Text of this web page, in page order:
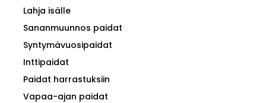
Lahja isälle
Sananmuunnos paidat
Syntymävuosipaidat
Inttipaidat
Paidat harrastuksiin
Vapaa-ajan paidat